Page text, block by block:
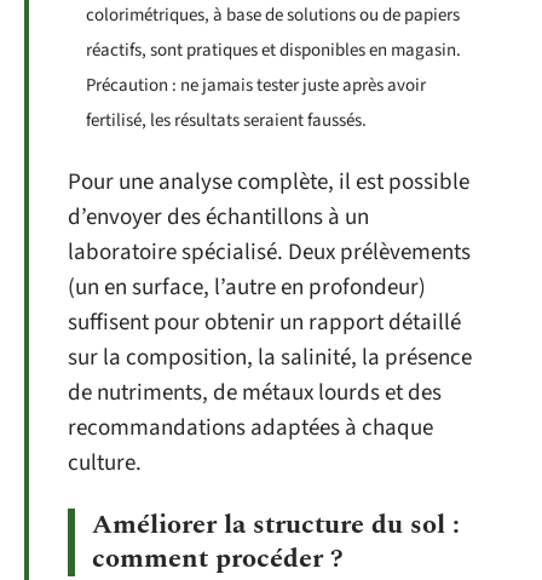
colorimétriques, à base de solutions ou de papiers
réactifs, sont pratiques et disponibles en magasin.
Précaution : ne jamais tester juste après avoir
fertilisé, les résultats seraient faussés.
Pour une analyse complète, il est possible
d’envoyer des échantillons à un
laboratoire spécialisé. Deux prélèvements
(un en surface, l’autre en profondeur)
suffisent pour obtenir un rapport détaillé
sur la composition, la salinité, la présence
de nutriments, de métaux lourds et des
recommandations adaptées à chaque
culture.
Améliorer la structure du sol :
comment procéder ?